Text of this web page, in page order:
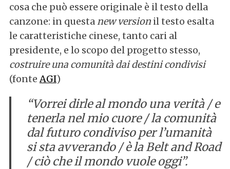
cosa che può essere originale è il testo della
canzone: in questanew versionil testo esalta
le caratteristiche cinese, tanto cari al
presidente, e lo scopo del progetto stesso,
costruire una comunità dai destini condivisi
(fonteAGI)
“Vorrei dirle al mondo una verità / e
tenerla nel mio cuore / la comunità
dal futuro condiviso per l’umanità
si sta avverando / è la Belt and Road
/ ciò che il mondo vuole oggi”.